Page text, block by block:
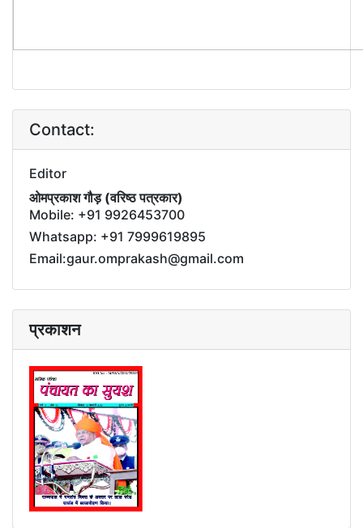
Contact:
Editor
ओमप्रकाश गौड़ (वरिष्ठ पत्रकार)
Mobile: +91 9926453700
Whatsapp: +91 7999619895
Email:gaur.omprakash@gmail.com
प्रकाशन